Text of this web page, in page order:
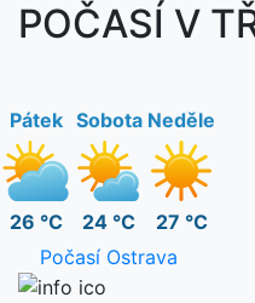
POČASÍ V
Pátek
26 °C
Sobota
24 °C
Neděle
27 °C
Počasí Ostrava